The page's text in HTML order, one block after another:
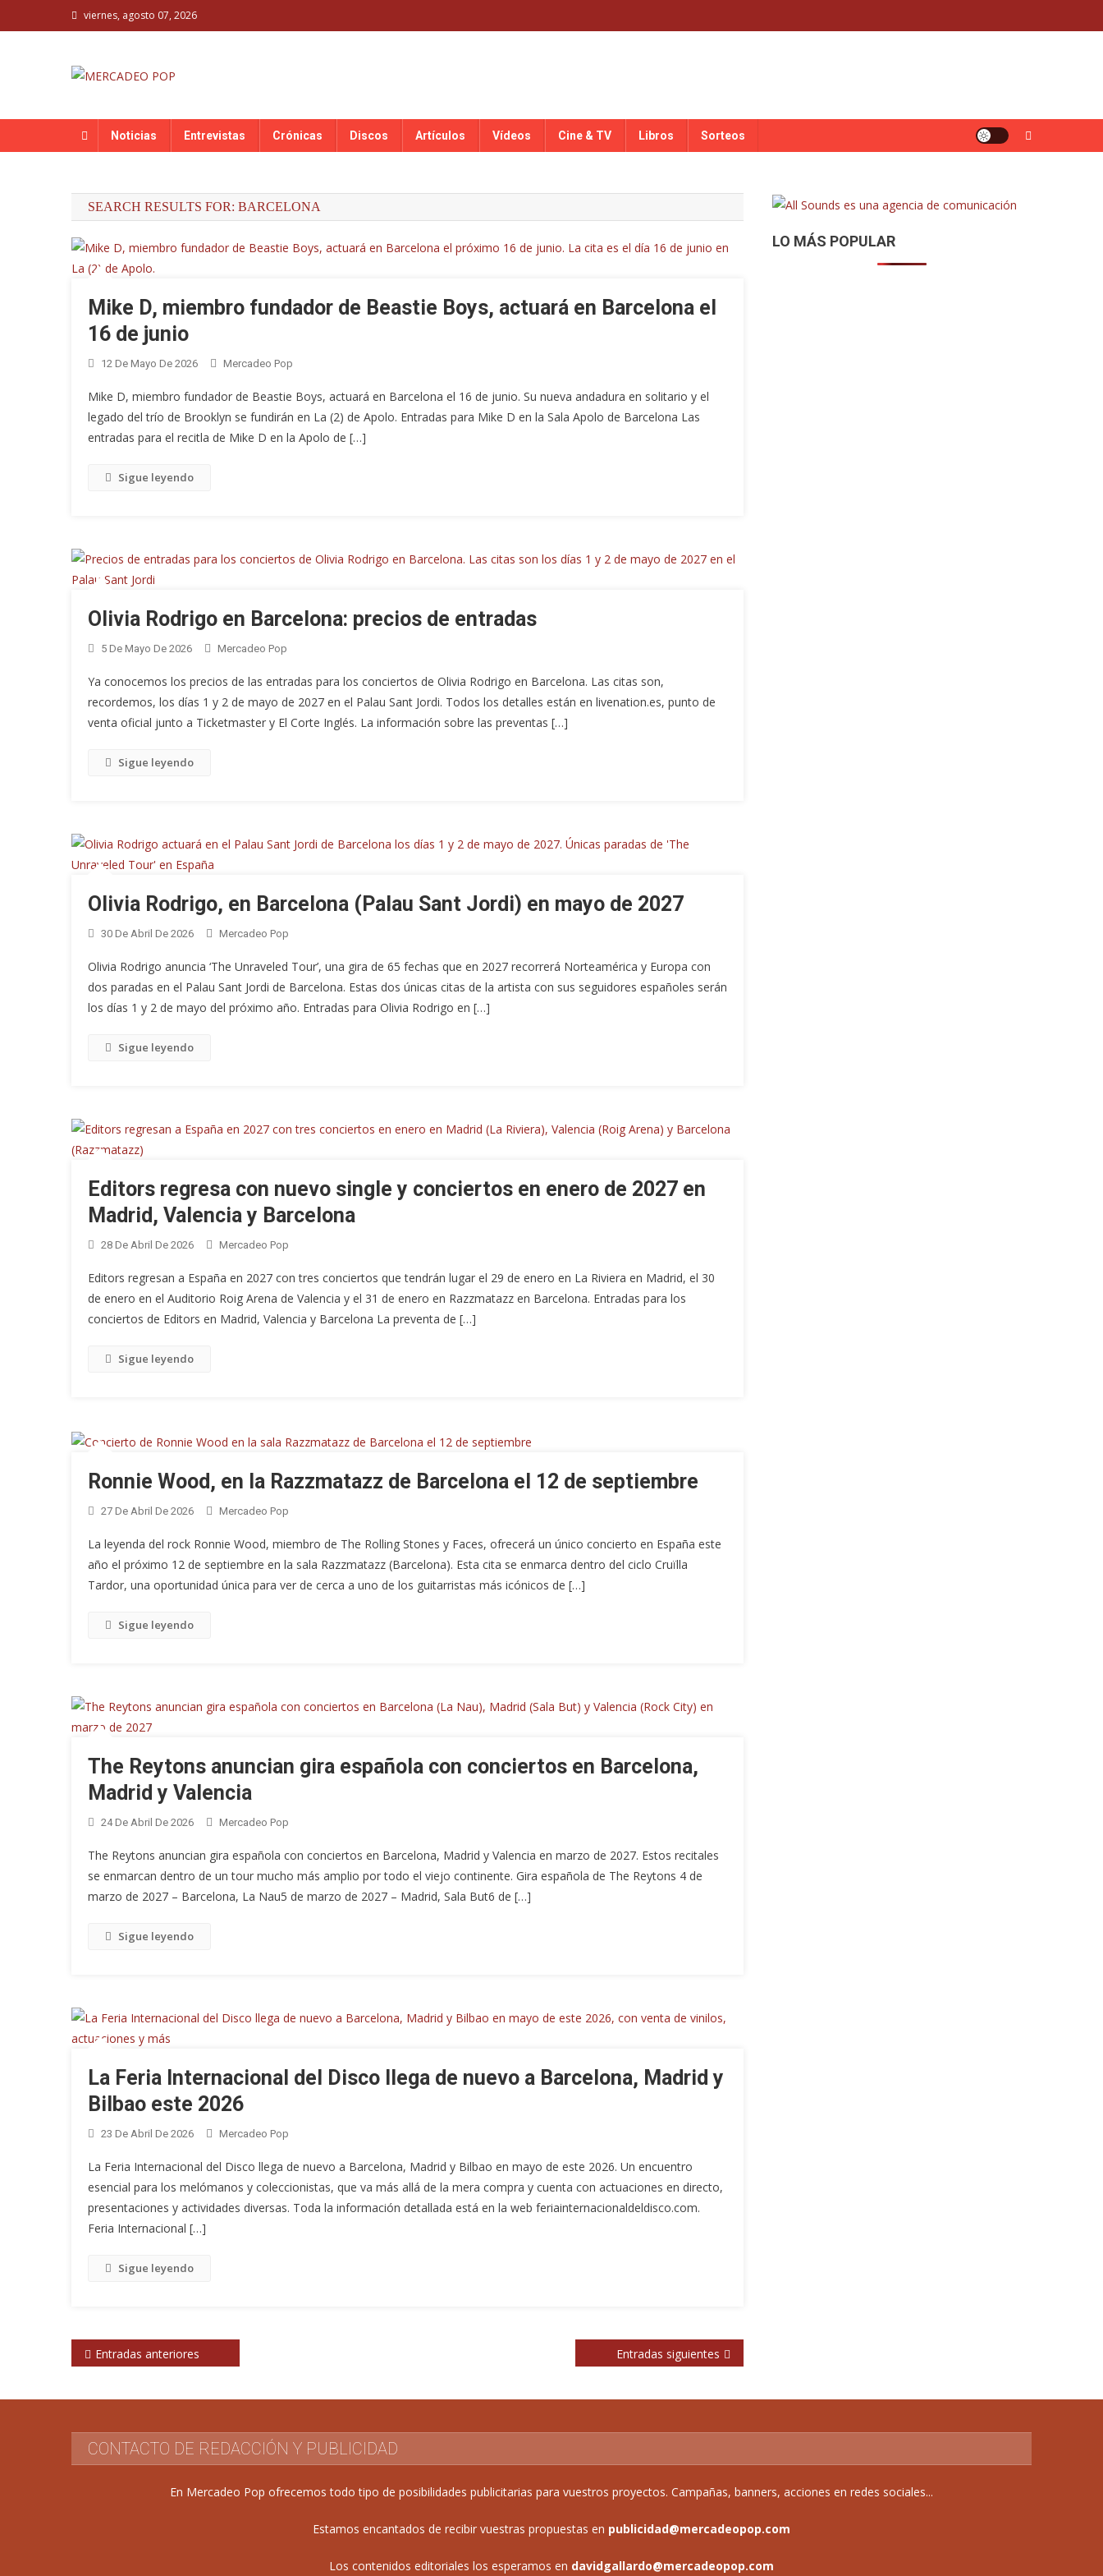
to
viernes, agosto 07, 2026
Noticias Entrevistas Crónicas Discos Artículos Vídeos Cine & TV Libros Sorteos
SEARCH RESULTS FOR: BARCELONA
Mike D, miembro fundador de Beastie Boys, actuará en Barcelona el
16 de junio
12 De Mayo De 2026 Mercadeo Pop
Mike D, miembro fundador de Beastie Boys, actuará en Barcelona el 16 de junio. Su nueva andadura en solitario y el
legado del trío de Brooklyn se fundirán en La (2) de Apolo. Entradas para Mike D en la Sala Apolo de Barcelona Las
entradas para el recitla de Mike D en la Apolo de […]
Sigue leyendo
Olivia Rodrigo en Barcelona: precios de entradas
5 De Mayo De 2026 Mercadeo Pop
Ya conocemos los precios de las entradas para los conciertos de Olivia Rodrigo en Barcelona. Las citas son,
recordemos, los días 1 y 2 de mayo de 2027 en el Palau Sant Jordi. Todos los detalles están en livenation.es, punto de
venta oficial junto a Ticketmaster y El Corte Inglés. La información sobre las preventas […]
Sigue leyendo
Olivia Rodrigo, en Barcelona (Palau Sant Jordi) en mayo de 2027
30 De Abril De 2026 Mercadeo Pop
Olivia Rodrigo anuncia ‘The Unraveled Tour’, una gira de 65 fechas que en 2027 recorrerá Norteamérica y Europa con
dos paradas en el Palau Sant Jordi de Barcelona. Estas dos únicas citas de la artista con sus seguidores españoles serán
los días 1 y 2 de mayo del próximo año. Entradas para Olivia Rodrigo en […]
Sigue leyendo
Editors regresa con nuevo single y conciertos en enero de 2027 en
Madrid, Valencia y Barcelona
28 De Abril De 2026 Mercadeo Pop
Editors regresan a España en 2027 con tres conciertos que tendrán lugar el 29 de enero en La Riviera en Madrid, el 30
de enero en el Auditorio Roig Arena de Valencia y el 31 de enero en Razzmatazz en Barcelona. Entradas para los
conciertos de Editors en Madrid, Valencia y Barcelona La preventa de […]
Sigue leyendo
Ronnie Wood, en la Razzmatazz de Barcelona el 12 de septiembre
27 De Abril De 2026 Mercadeo Pop
La leyenda del rock Ronnie Wood, miembro de The Rolling Stones y Faces, ofrecerá un único concierto en España este
año el próximo 12 de septiembre en la sala Razzmatazz (Barcelona). Esta cita se enmarca dentro del ciclo Cruïlla
Tardor, una oportunidad única para ver de cerca a uno de los guitarristas más icónicos de […]
Sigue leyendo
The Reytons anuncian gira española con conciertos en Barcelona,
Madrid y Valencia
24 De Abril De 2026 Mercadeo Pop
The Reytons anuncian gira española con conciertos en Barcelona, Madrid y Valencia en marzo de 2027. Estos recitales
se enmarcan dentro de un tour mucho más amplio por todo el viejo continente. Gira española de The Reytons 4 de
marzo de 2027 – Barcelona, La Nau5 de marzo de 2027 – Madrid, Sala But6 de […]
Sigue leyendo
La Feria Internacional del Disco llega de nuevo a Barcelona, Madrid y
Bilbao este 2026
23 De Abril De 2026 Mercadeo Pop
La Feria Internacional del Disco llega de nuevo a Barcelona, Madrid y Bilbao en mayo de este 2026. Un encuentro
esencial para los melómanos y coleccionistas, que va más allá de la mera compra y cuenta con actuaciones en directo,
presentaciones y actividades diversas. Toda la información detallada está en la web feriainternacionaldeldisco.com.
Feria Internacional […]
Sigue leyendo
Navegación
entradas
Entradas anteriores Entradas siguientes
LO MÁS POPULAR
CONTACTO DE REDACCIÓN Y PUBLICIDAD
En Mercadeo Pop ofrecemos todo tipo de posibilidades publicitarias para vuestros proyectos. Campañas, banners, acciones en redes sociales...
Estamos encantados de recibir vuestras propuestas en publicidad@mercadeopop.com
Los contenidos editoriales los esperamos en davidgallardo@mercadeopop.com